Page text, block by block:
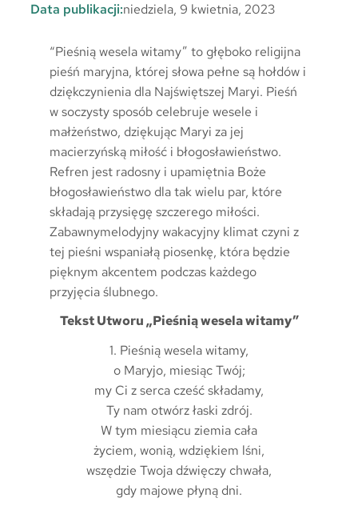
Data publikacji:niedziela, 9 kwietnia, 2023
“Pieśnią wesela witamy” to głęboko religijna
pieśń maryjna, której słowa pełne są hołdów i
dziękczynienia dla Najświętszej Maryi. Pieśń
w soczysty sposób celebruje wesele i
małżeństwo, dziękując Maryi za jej
macierzyńską miłość i błogosławieństwo.
Refren jest radosny i upamiętnia Boże
błogosławieństwo dla tak wielu par, które
składają przysięgę szczerego miłości.
Zabawnymelodyjny wakacyjny klimat czyni z
tej pieśni wspaniałą piosenkę, która będzie
pięknym akcentem podczas każdego
przyjęcia ślubnego.
Tekst Utworu „Pieśnią wesela witamy”
1. Pieśnią wesela witamy,
o Maryjo, miesiąc Twój;
my Ci z serca cześć składamy,
Ty nam otwórz łaski zdrój.
W tym miesiącu ziemia cała
życiem, wonią, wdziękiem lśni,
wszędzie Twoja dźwięczy chwała,
gdy majowe płyną dni.